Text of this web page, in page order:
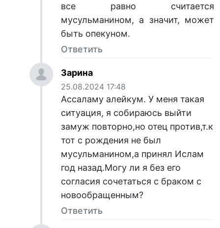
все равно считается
мусульманином, а значит, может
быть опекуном.
Ответить
Зарина
25.08.2024 17:48
Ассаламу алейкум. У меня такая
ситуация, я собираюсь выйти
замуж повторно,но отец против,т.к
тот с рождения не был
мусульманином,а принял Ислам
год назад.Могу ли я без его
согласия сочетаться с браком с
новообращенным?
Ответить